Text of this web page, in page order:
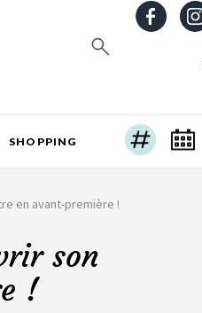
SHOPPING
en avant-première !
son
!